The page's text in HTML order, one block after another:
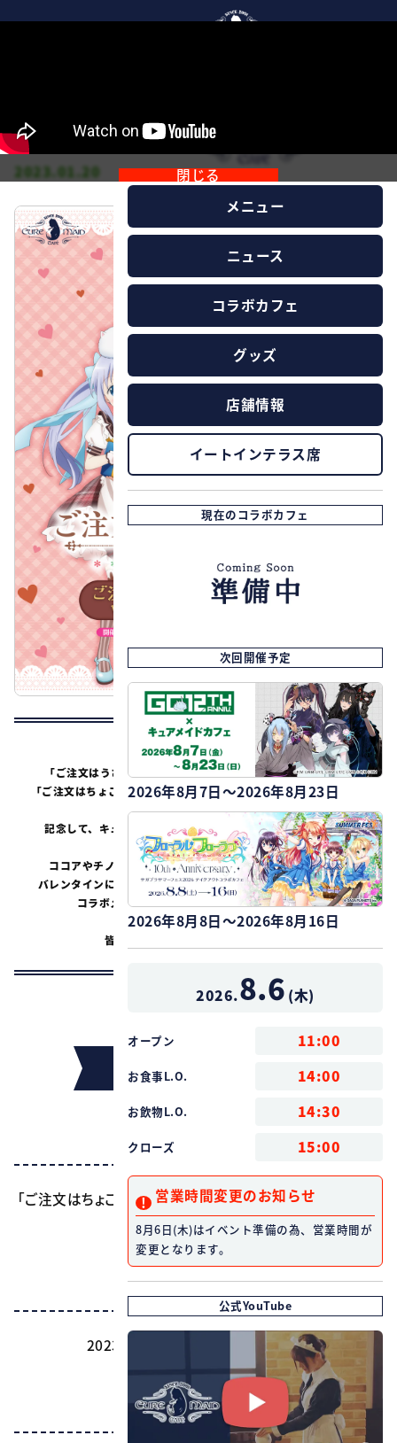
メニュー
ニュース
コラボカフェ
グッズ
店舗情報
イートインテラス席
現在のコラボカフェ
次回開催予定
2026年8月7日～2026年8月23日
2026年8月8日～2026年8月16日
2026.8.6 (木)
オープン 11:00
お食事L.O. 14:00
お飲物L.O. 14:30
クローズ 15:00
営業時間変更のお知らせ
8月6日(木)はイベント準備の為、営業時間が
変更となります。
公式YouTube
閉じる
Collection in ジーストア」コラボカフェ
2023.01.20
全国のジーストアにて
開催される
「ご注文はうさぎですか？ BLOOM」の
ポップアップショプ、
「ご注文はちょこれーとですか？ Valentine Collection in ジース
トア」を
記念して、 キュアメイドカフェでも コラボカフェが開催決定！
ココアやチノ、 リゼたちをイメージしたコラボドリンクや、
バレンタインに合わせたコラボメニューをご用意いたしました。
コラボメニューご注文で限定特典もプレゼント！
皆様のお越しをお待ちしております♪
インフォメーション
タイトル
「ご注文はちょこれーとですか？ Valentine Collection in
ジーストア」コラボカフェ
開催期間
2023年2月10日(金)～2月26日(日)
開催店舗